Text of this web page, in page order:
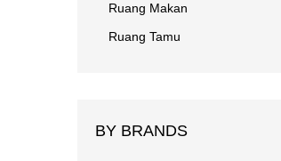
Ruang Makan
Ruang Tamu
BY BRANDS